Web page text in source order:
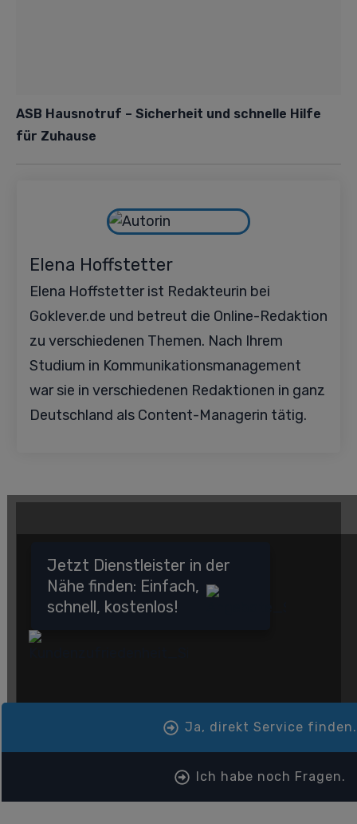
ASB Hausnotruf – Sicherheit und schnelle Hilfe
für Zuhause
Elena Hoffstetter
Elena Hoffstetter ist Redakteurin bei
Goklever.de und betreut die Online-Redaktion
zu verschiedenen Themen. Nach Ihrem
Studium in Kommunikationsmanagement
war sie in verschiedenen Redaktionen in ganz
Deutschland als Content-Managerin tätig.
Jetzt Dienstleister in der
Nähe finden: Einfach,
schnell, kostenlos!
Ja, direkt Service finden.
Ich habe noch Fragen.